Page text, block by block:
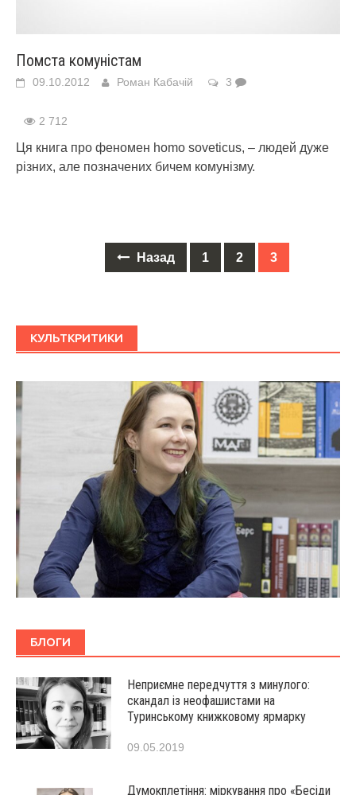
Помста комуністам
09.10.2012 Роман Кабачій 3
2 712
Ця книга про феномен homo soveticus, – людей дуже
різних, але позначених бичем комунізму.
Назад 1 2 3
КУЛЬТКРИТИКИ
БЛОГИ
Неприємне передчуття з минулого:
скандал із неофашистами на
Туринському книжковому ярмарку
09.05.2019
Думокплетіння: міркування про «Бесіди